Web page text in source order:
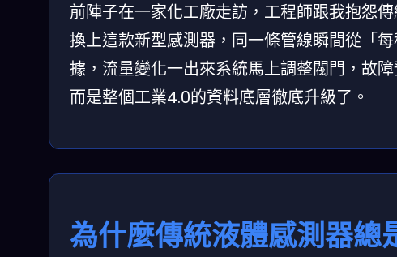
前陣子在一家化工廠走訪，工程師跟我抱怨
換上這款新型感測器，同一條管線瞬間從「
據，流量變化一出來系統馬上調整閥門，故
而是整個工業4.0的資料底層徹底升級了。
為什麼傳統液體感測器總